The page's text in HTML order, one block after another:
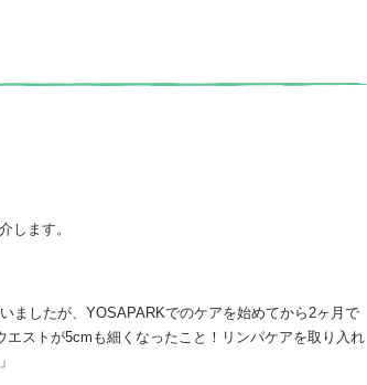
します。
ましたが、YOSAPARKでのケアを始めてから2ヶ月で
ストが5cmも細くなったこと！リンパケアを取り入れ